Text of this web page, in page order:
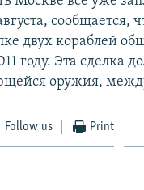
сообщается,
двух кораблей
году. Эта сделка
оружия,
Follow us Print